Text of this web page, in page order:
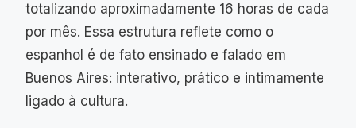
totalizando aproximadamente 16 horas de cada
por mês. Essa estrutura reflete como o
espanhol é de fato ensinado e falado em
Buenos Aires: interativo, prático e intimamente
ligado à cultura.